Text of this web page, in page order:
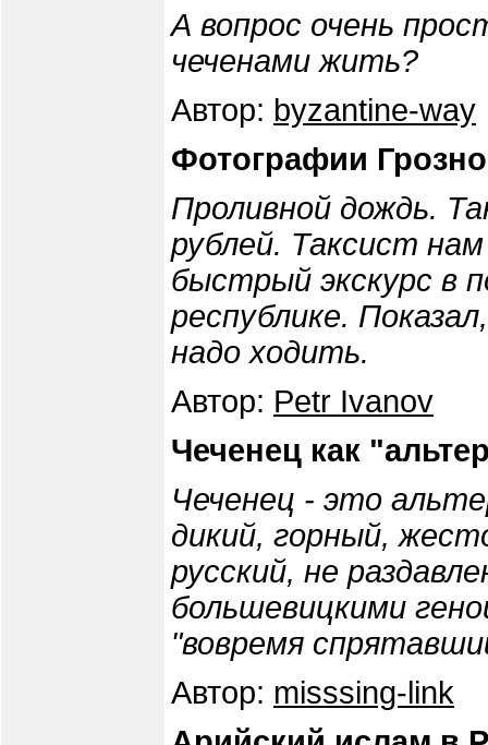
А вопрос очень
чеченами жить?
Автор: byzantine-way
Фотографии
Проливной дождь.
рублей. Таксист
быстрый экскурс в
республике.
надо ходить.
Автор: Petr Ivanov
Чеченец как
Чеченец - это
дикий, горный,
русский, не
большевицкими
"вовремя
Автор: misssing-link